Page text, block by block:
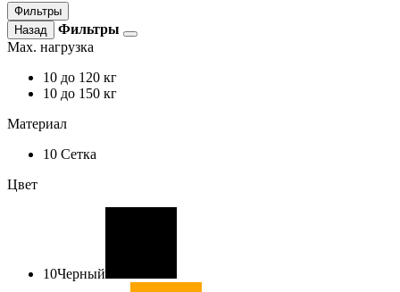
Фильтры
Назад
Фильтры
Max. нагрузка
10 до 120 кг
10 до 150 кг
Материал
10 Сетка
Цвет
10Черный